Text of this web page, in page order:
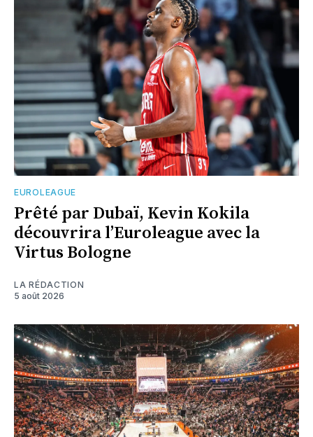
EUROLEAGUE
Prêté par Dubaï, Kevin Kokila
découvrira l’Euroleague avec la
Virtus Bologne
LA RÉDACTION
5 août 2026